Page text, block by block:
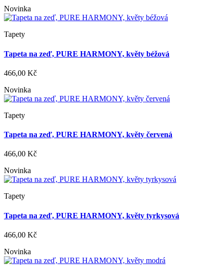
Novinka
Tapety
Tapeta na zeď, PURE HARMONY, květy béžová
466,00 Kč
Novinka
Tapety
Tapeta na zeď, PURE HARMONY, květy červená
466,00 Kč
Novinka
Tapety
Tapeta na zeď, PURE HARMONY, květy tyrkysová
466,00 Kč
Novinka